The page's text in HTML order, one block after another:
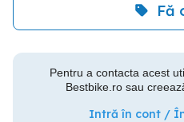
Fă
Pentru a contacta acest
Bestbike.ro sau
Intră în cont /